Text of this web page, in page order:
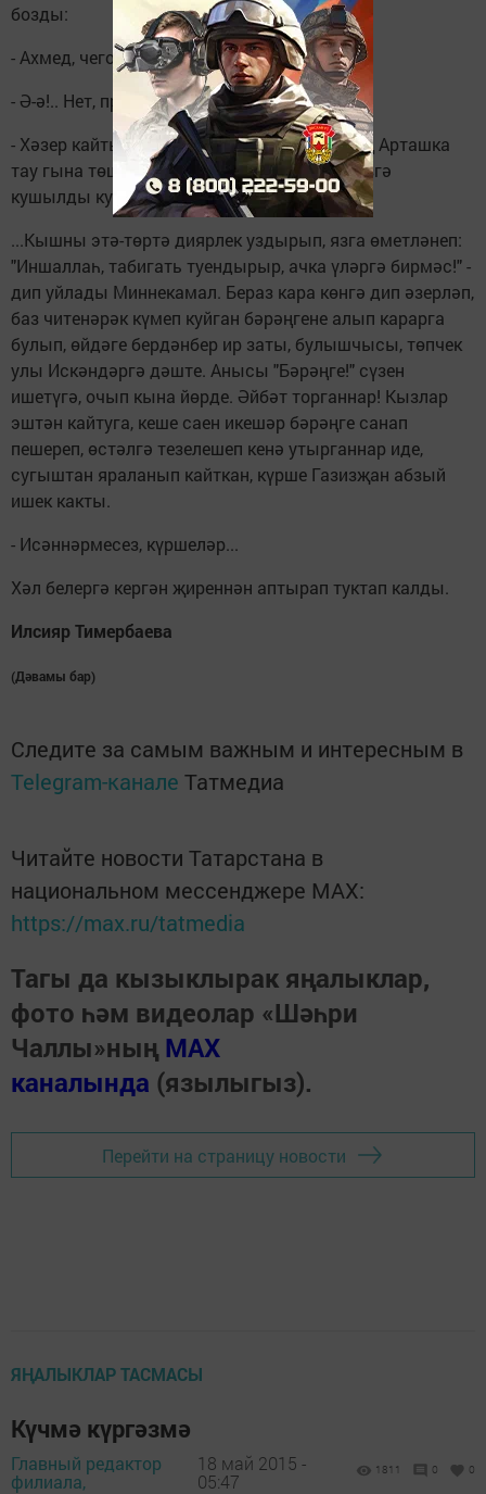
бозды:
- Ахмед, чего загрустел?
- Ә-ә!.. Нет, просто так...
- Хәзер кайтып җитәбез, менә туган авылың Арташка
тау гына төшәсе калды инде, олан, - дип сүзгә
кушылды кучер бабай.
...Кышны этә-төртә диярлек уздырып, язга өметләнеп:
"Иншаллаһ, табигать туендырыр, ачка үләргә бирмәс!" -
дип уйлады Миннекамал. Бераз кара көнгә дип әзерләп,
баз читенәрәк күмеп куйган бәрәңгене алып карарга
булып, өйдәге бердәнбер ир заты, булышчысы, төпчек
улы Искәндәргә дәште. Анысы "Бәрәңге!" сүзен
ишетүгә, очып кына йөрде. Әйбәт торганнар! Кызлар
эштән кайтуга, кеше саен икешәр бәрәңге санап
пешереп, өстәлгә тезелешеп кенә утырганнар иде,
сугыштан яраланып кайткан, күрше Газизҗан абзый
ишек какты.
- Исәннәрмесез, күршеләр...
Хәл белергә кергән җиреннән аптырап туктап калды.
Илсияр Тимербаева
(Дәвамы бар)
Следите за самым важным и интересным в
Telegram-канале Татмедиа
Читайте новости Татарстана в
национальном мессенджере MАХ:
https://max.ru/tatmedia
Тагы да кызыклырак яңалыклар,
фото һәм видеолар «Шәһри
Чаллы»ның MAX
каналында (язылыгыз).
Перейти на страницу новости
ЯҢАЛЫКЛАР ТАСМАСЫ
Күчмә күргәзмә
Главный редактор
филиала,
18 май 2015 -
05:47
1811 0 0